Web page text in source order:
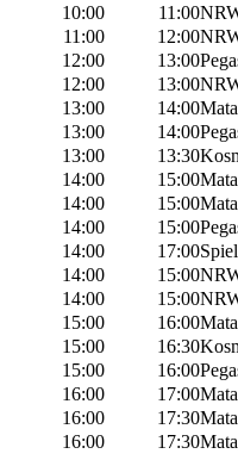
10:00 11:00
11:00
12:00
12:00
13:00
12:00
13:00
13:00
14:00
13:00
14:00
13:00
13:30
14:00
15:00
14:00
15:00
14:00
15:00
14:00
17:00
14:00
15:00
14:00
15:00
15:00
16:00
15:00
16:30
15:00
16:00
16:00
17:00
16:00
17:30
16:00
17:30